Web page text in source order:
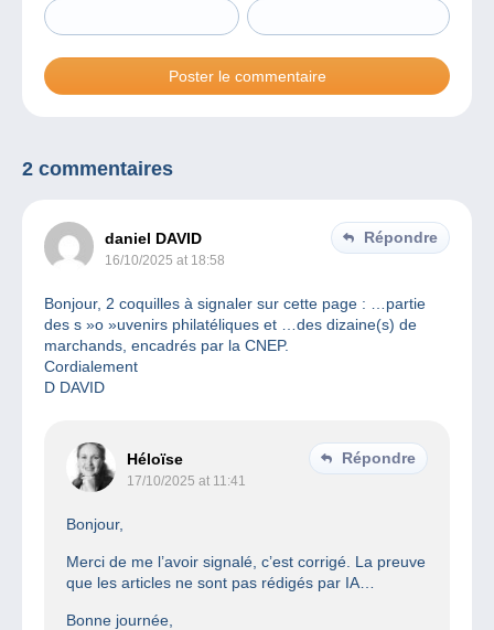
2 commentaires
daniel DAVID
16/10/2025 at 18:58
Répondre
Bonjour, 2 coquilles à signaler sur cette page : …partie
des s »o »uvenirs philatéliques et …des dizaine(s) de
marchands, encadrés par la CNEP.
Cordialement
D DAVID
Héloïse
17/10/2025 at 11:41
Répondre
Bonjour,
Merci de me l’avoir signalé, c’est corrigé. La preuve
que les articles ne sont pas rédigés par IA…
Bonne journée,